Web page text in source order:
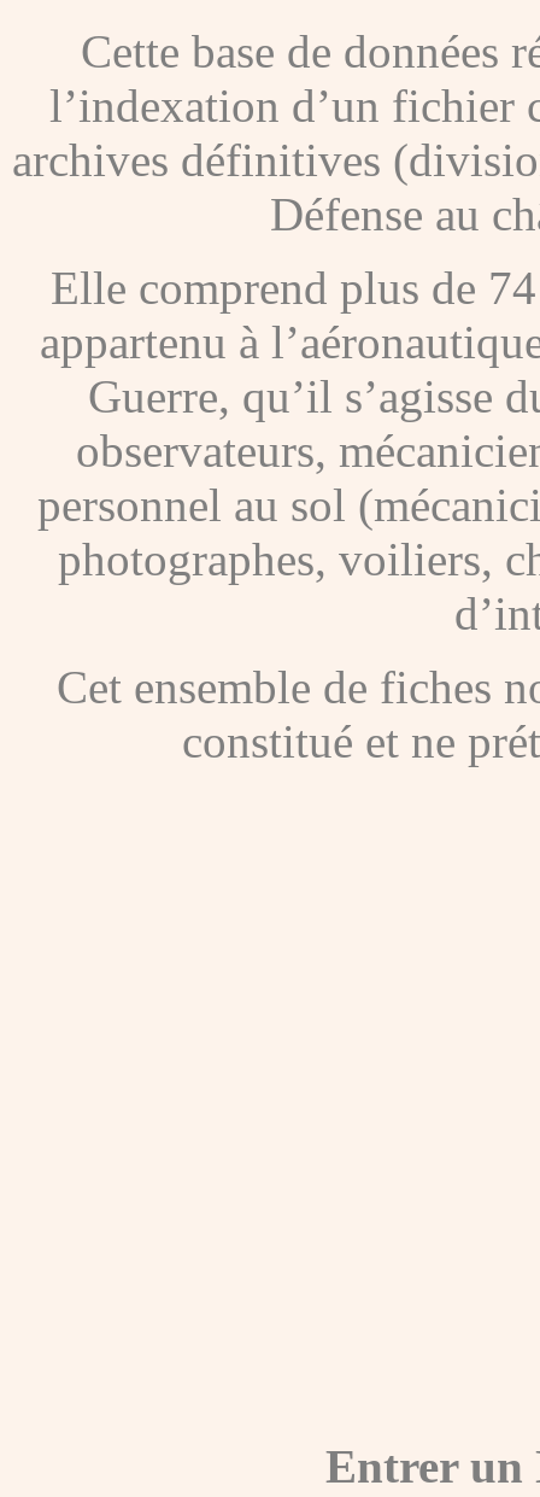
Cette base de données
l’indexation d’un fichier
archives définitives
Défense au
Elle comprend plus de
appartenu à
Guerre, qu’il s’agisse
observateurs,
personnel au sol
photographes, voiliers,
Cet ensemble de fiches
constitué et ne
Entrer un